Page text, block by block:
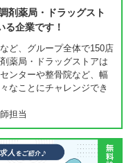
剤薬局・ドラッグスト
る企業です！
ど、グループ全体で150店
薬局・ドラッグストアは
ンターや整骨院など、幅
なことにチャレンジでき
担当